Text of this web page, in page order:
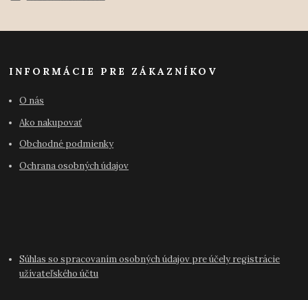
INFORMÁCIE PRE ZÁKAZNÍKOV
O nás
Ako nakupovať
Obchodné podmienky
Ochrana osobných údajov
Súhlas so spracovaním osobných údajov pre účely registrácie
užívateľského účtu